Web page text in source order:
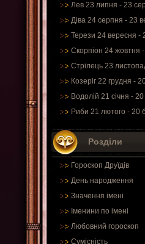
Лев 23 липня - 23
Діва 24 серпня - 23
Терези 24 вересня -
Скорпіон 24 жовтня
Стрілець 23
Козеріг 22 грудня -
Водолій 21 січня -
Риби 21 лютого - 20
Розділи
Гороскоп Друїдів
День народження
Значення імені
Іменини по імені
Любовний гороскоп
Сумісність